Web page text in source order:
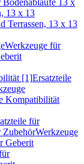
Bodenabläufe 13 x
13 x 13
Terrassen, 13 x 13
Werkzeuge für
[1]Ersatzteile
Kompatibilität
für
ZubehörWerkzeuge
Geberit